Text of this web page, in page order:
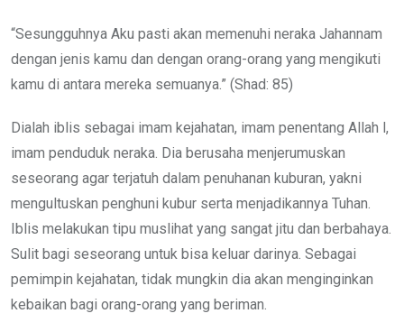
“Sesungguhnya Aku pasti akan memenuhi neraka Jahannam
dengan jenis kamu dan dengan orang-orang yang mengikuti
kamu di antara mereka semuanya.” (Shad: 85)
Dialah iblis sebagai imam kejahatan, imam penentang Allah l,
imam penduduk neraka. Dia berusaha menjerumuskan
seseorang agar terjatuh dalam penuhanan kuburan, yakni
mengultuskan penghuni kubur serta menjadikannya Tuhan.
Iblis melakukan tipu muslihat yang sangat jitu dan berbahaya.
Sulit bagi seseorang untuk bisa keluar darinya. Sebagai
pemimpin kejahatan, tidak mungkin dia akan menginginkan
kebaikan bagi orang-orang yang beriman.